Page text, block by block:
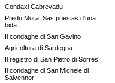
Condaxi Cabrevadu
Predu Mura. Sas poesias d'una
bida
Il condaghe di San Gavino
Agricoltura di Sardegna
Il registro di San Pietro di Sorres
Il condaghe di San Michele di
Salvennor